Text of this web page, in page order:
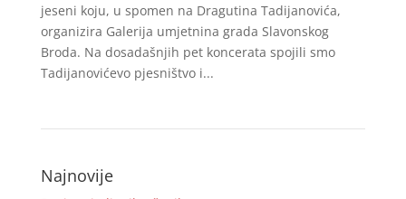
jeseni koju, u spomen na Dragutina Tadijanovića,
organizira Galerija umjetnina grada Slavonskog
Broda. Na dosadašnjih pet koncerata spojili smo
Tadijanovićevo pjesništvo i...
Najnovije